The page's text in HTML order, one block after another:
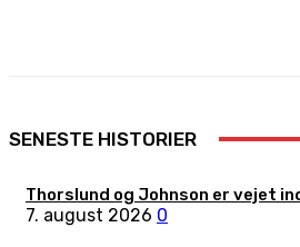
SENESTE HISTORIER
Thorslund og Johnson er vejet
7. august 2026 0